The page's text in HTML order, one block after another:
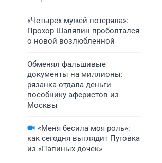
«Четырех мужей потеряла»:
Прохор Шаляпин проболтался
о новой возлюбленной
Обменял фальшивые
документы на миллионы:
рязанка отдала деньги
пособнику аферистов из
Москвы
«Меня бесила моя роль»:
как сегодня выглядит Пуговка
из «Папиных дочек»